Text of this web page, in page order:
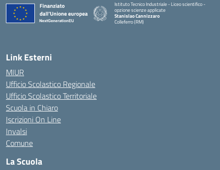
Istituto Tecnico Industriale - Liceo scientifico -
opzione scienze applicate
Stanislao Cannizzaro
Colleferro (RM)
Link Esterni
MIUR
Ufficio Scolastico Regionale
Ufficio Scolastico Territoriale
Scuola in Chiaro
Iscrizioni On Line
Invalsi
Comune
La Scuola